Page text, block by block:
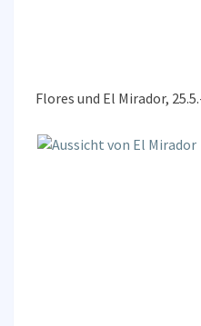
Flores und El Mirador,